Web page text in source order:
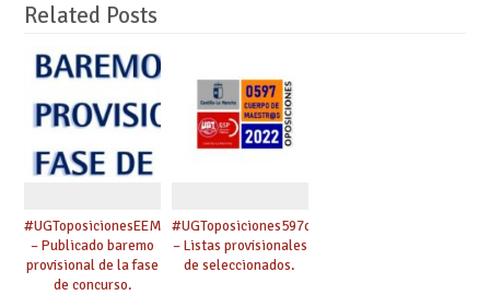
Related Posts
#UGToposicionesEEMMclm2023
– Publicado baremo
provisional de la fase
de concurso.
#UGToposiciones597clm2022
– Listas provisionales
de seleccionados.